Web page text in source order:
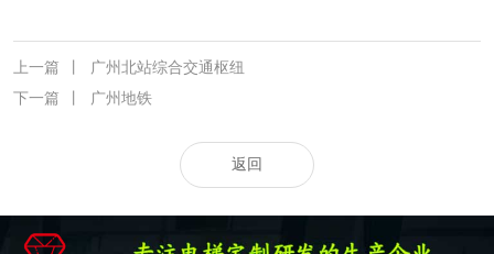
上一篇
广州北站综合交通枢纽
下一篇
广州地铁
返回